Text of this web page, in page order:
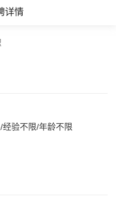
详情
验不限/年龄不限